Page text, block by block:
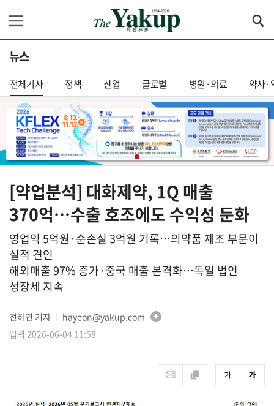
뉴스
전체기사 정책 산업 글로벌 병원·의료 약사·
[약업분석] 대화제약, 1Q 매출
370억…수출 호조에도 수익성 둔화
영업익 5억원·순손실 3억원 기록…의약품 제조 부문이
실적 견인
해외매출 97% 증가·중국 매출 본격화…독일 법인
성장세 지속
전하연 기자
hayeon@yakup.com
입력 2026-06-04 11:58